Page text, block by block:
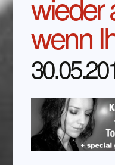
wenn